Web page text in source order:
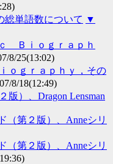
総単語数について ▼
Ｂｉｏｇｒａｐｈ
8/25(13:02)
ｏｇｒａｐｈｙ，その
8/18(12:49)
版）、Dragon Lensman
（第２版）、Anneシリ
（第２版）、Anneシリ